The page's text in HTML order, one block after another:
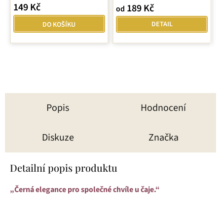
149 Kč
DO KOŠÍKU
5,0
5
hvězdiček.
od 189 Kč
DETAIL
Popis Hodnocení
Diskuze Značka
Detailní popis produktu
„Černá elegance pro společné chvíle u čaje.“